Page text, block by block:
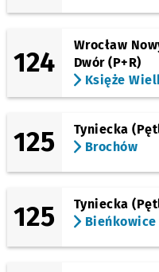
Brochowska NŻ
Zajezdnia Tyska
124
Wrocław
Dwór (P+R)
Księże
125
Tyniecka
Brochów
125
Tyniecka
Bieńkowice